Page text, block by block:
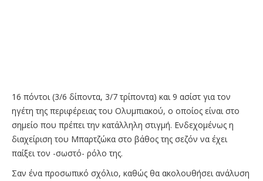
16 πόντοι (3/6 δίποντα, 3/7 τρίποντα) και 9 ασίστ για τον
ηγέτη της περιφέρειας του Ολυμπιακού, ο οποίος είναι στο
σημείο που πρέπει την κατάλληλη στιγμή. Ενδεχομένως η
διαχείριση του Μπαρτζώκα στο βάθος της σεζόν να έχει
παίξει τον -σωστό- ρόλο της.
Σαν ένα προσωπικό σχόλιο, καθώς θα ακολουθήσει ανάλυση